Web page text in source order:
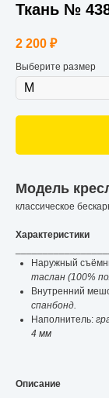
Ткань №
2 200 ₽
Выберите размер
Модель
классическое
Характеристики
Наружный
таслан (100%
Внутренний
спанбонд.
Наполнитель:
4 мм
Описание